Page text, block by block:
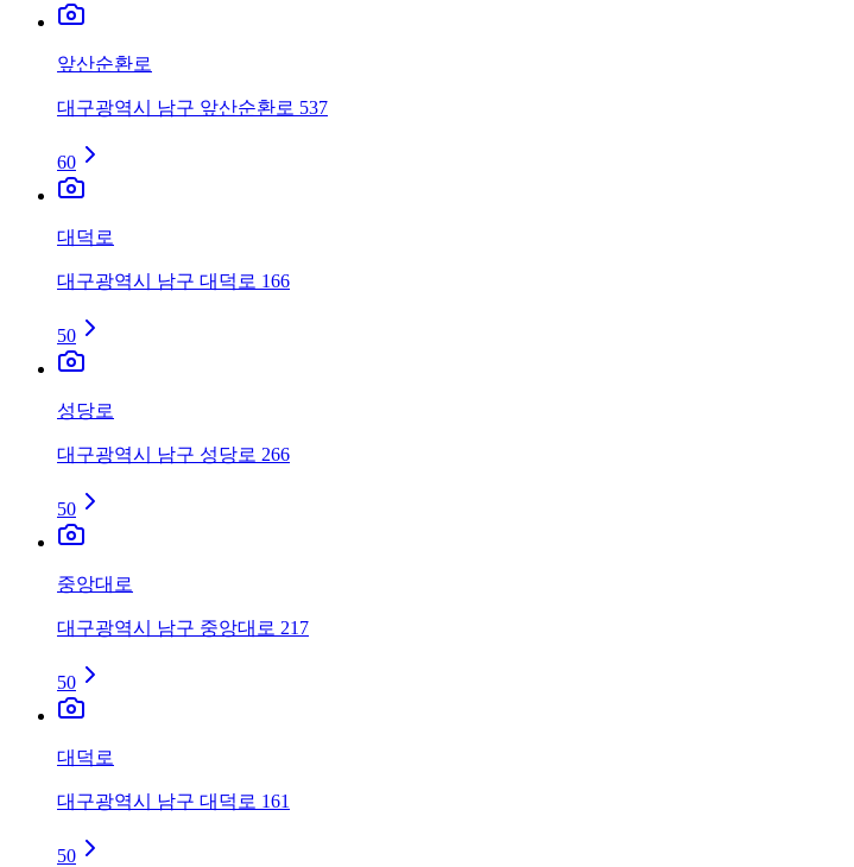
앞산순환로
대구광역시 남구 앞산순환로 537
60
대덕로
대구광역시 남구 대덕로 166
50
성당로
대구광역시 남구 성당로 266
50
중앙대로
대구광역시 남구 중앙대로 217
50
대덕로
대구광역시 남구 대덕로 161
50